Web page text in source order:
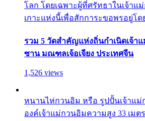
โลก โดยเฉพาะผู้ที่ศรัทธาในเจ้าแ
เกาะแห่งนี้เพื่อสักการะขอพรอยู่โ
รวม 5 วัดสำคัญแห่งถิ่นกำเนิดเจ้า
ซาน มณฑลเจ้อเจียง ประเทศจีน
1,526 views
หนานไห่กวนอิม หรือ รูปปั้นเจ้าแม่
องค์เจ้าแม่กวนอิมความสูง 33 เม